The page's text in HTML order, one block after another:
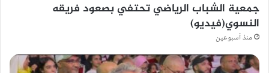
جمعية الشباب الرياضي تحتفي بصعود فريقه
النسوي(فيديو)
منذ أسبوعين